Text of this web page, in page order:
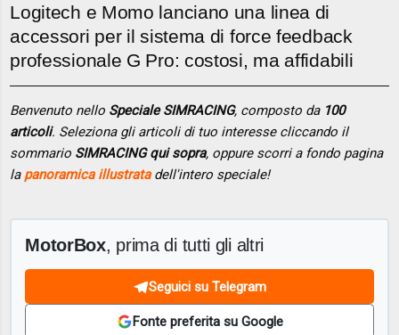
Logitech e Momo lanciano una linea di
accessori per il sistema di force feedback
professionale G Pro: costosi, ma affidabili
Benvenuto nello Speciale SIMRACING, composto da 100
articoli. Seleziona gli articoli di tuo interesse cliccando il
sommario SIMRACING qui sopra, oppure scorri a fondo pagina
la panoramica illustratadell'intero speciale!
MotorBox, prima di tutti gli altri
Seguici su Telegram
Fonte preferita su Google